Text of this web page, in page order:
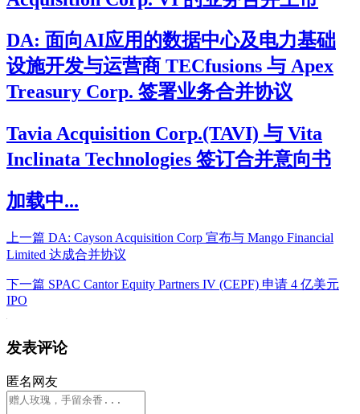
DA: 面向AI应用的数据中心及电力基础
设施开发与运营商 TECfusions 与 Apex
Treasury Corp. 签署业务合并协议
Tavia Acquisition Corp.(TAVI) 与 Vita
Inclinata Technologies 签订合并意向书
加载中...
上一篇 DA: Cayson Acquisition Corp 宣布与 Mango Financial
Limited 达成合并协议
下一篇 SPAC Cantor Equity Partners IV (CEPF) 申请 4 亿美元
IPO
发表评论
匿名网友